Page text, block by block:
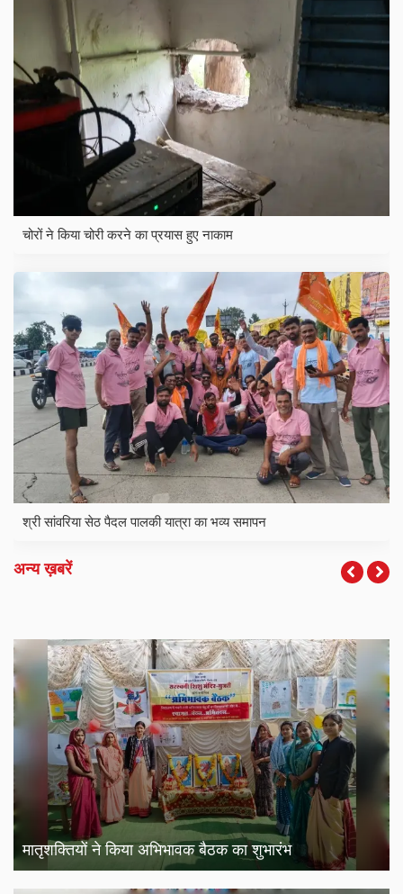
चोरों ने किया चोरी करने का प्रयास हुए नाकाम
श्री सांवरिया सेठ पैदल पालकी यात्रा का भव्य समापन
अन्य ख़बरें
मातृशक्तियों ने किया अभिभावक बैठक का शुभारंभ